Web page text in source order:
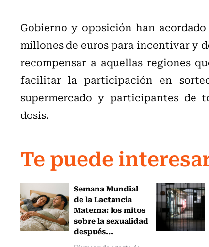
Gobierno y oposición han
millones de euros para incentivar y
recompensar a aquellas regiones
facilitar la participación en
supermercado y participantes de
dosis.
Te puede
Semana Mundial
de la Lactancia
Materna: los mitos
sobre la sexualidad
después...